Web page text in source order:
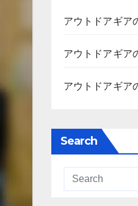
アウトドアギア
アウトドアギア
アウトドアギア
Search